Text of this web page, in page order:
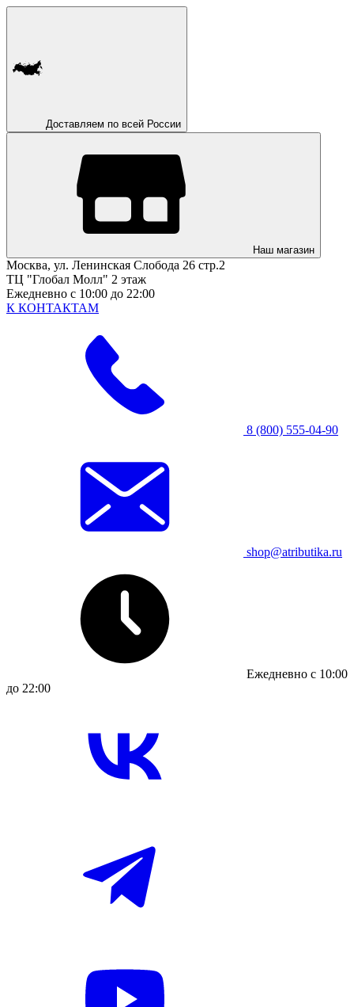
Доставляем по всей России
Наш магазин
Москва, ул. Ленинская Слобода 26 стр.2
ТЦ "Глобал Молл" 2 этаж
Ежедневно с 10:00 до 22:00
К КОНТАКТАМ
8 (800) 555-04-90
shop@atributika.ru
Ежедневно с 10:00
до 22:00